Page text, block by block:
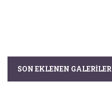
SON EKLENEN GALERILER